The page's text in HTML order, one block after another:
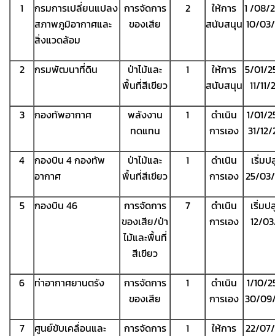
1
กรมการเปลี่ยนแปลง
สภาพภูมิอากาศและ
สิ่งแวดล้อม
การจัดการ
ของเสีย
2
ให้การ
สนับสนุน
1 /08/
10/
2 กรมพัฒนาที่ดิน
ป่าไม้และ
พื้นที่สีเขียว
1
ให้การ
สนับสนุน
5/01/
11/
3
กองทัพอากาศ
พลังงาน
ทดแทน
1
ดำเนิน
การเอง
1/01/
31/
4
กองบิน 4 กองทัพ
อากาศ
ป่าไม้และ
พื้นที่สีเขียว
1
ดำเนิน
การเอง
เริ่ม
25/
5
กองบิน 46
การจัดการ
ของเสีย/ป่า
ไม้และพื้นที่
สีเขียว
7
ดำเนิน
การเอง
เริ่ม
12/
6 ท่าอากาศยานตรัง
การจัดการ
ของเสีย
1
ดำเนิน
การเอง
1/10/
30/
7
ศูนย์ขับเคลื่อนและ
การจัดการ
1
ให้การ
22/